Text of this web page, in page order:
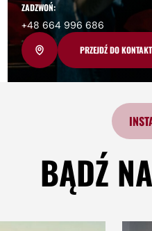
ZADZWOŃ:
+48 664 996 686
PRZEJDŹ DO
BĄDŹ